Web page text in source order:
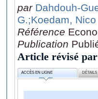
par Dahdouh-
G.;Koedam, Nico
Référence
Publication
Article révisé
ACCÈS EN LIGNE DÉTAILS